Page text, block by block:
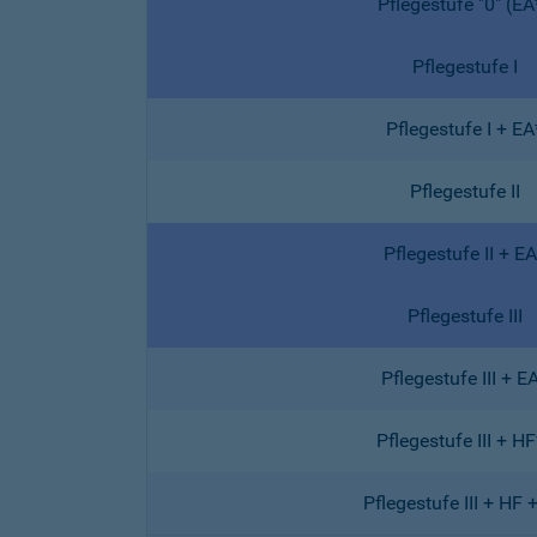
Pflegestufe I
Pflegestufe I +
Pflegestufe II
Pflegestufe II +
Pflegestufe III
Pflegestufe III +
Pflegestufe III +
Pflegestufe III + HF